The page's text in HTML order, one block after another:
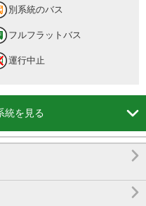
駅前
別系統のバス
フルフラットバス
運行中止
統を見る 

